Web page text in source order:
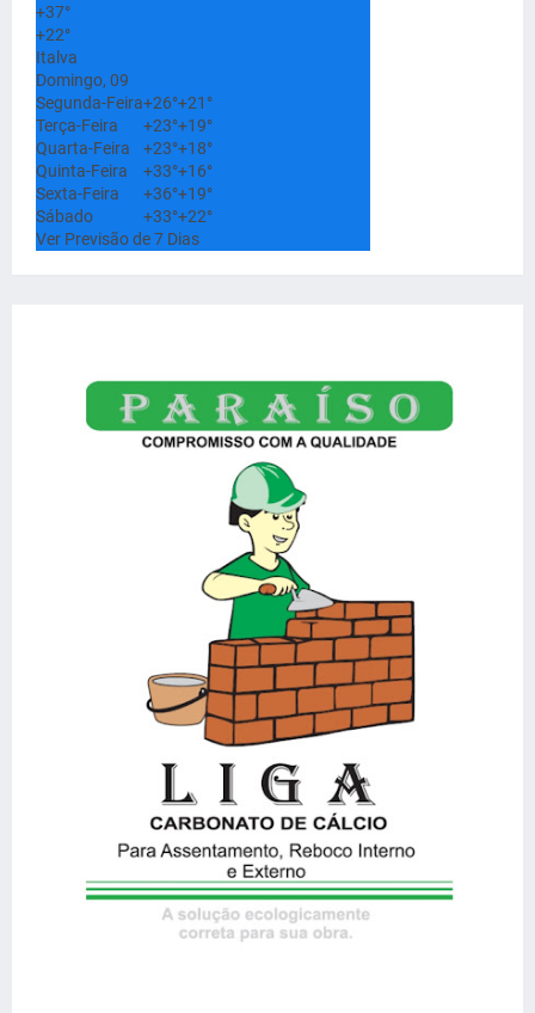
+37°
+22°
Italva
Domingo, 09
Segunda-Feira+26°+21°
Terça-Feira
+23°+19°
Quarta-Feira
+23°+18°
Quinta-Feira
+33°+16°
Sexta-Feira
+36°+19°
Sábado
+33°+22°
Ver Previsão de 7 Dias